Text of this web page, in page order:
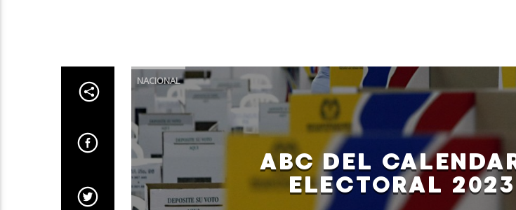
NACIONAL
ABC DEL
ELECTORAL 2023